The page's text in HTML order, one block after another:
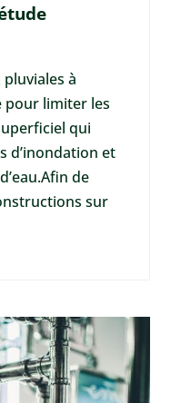
à
pour limiter les
qui
d’inondation et
de
sur